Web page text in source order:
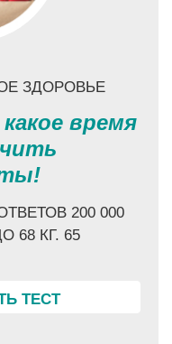
ЗДОРОВЬЕ
время
200 000
68 КГ. 65
ТЕСТ